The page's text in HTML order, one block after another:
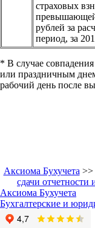
страховых
рублей за
период, за
* В случае
или праздничным
рабочий день после
Аксиома Бухучета >>
сдачи отчетности
Аксиома Бухучета
Бухгалтерские и